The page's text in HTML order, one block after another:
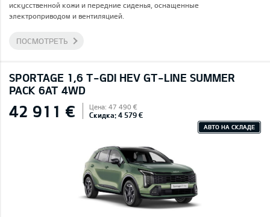
искусственной кожи и передние сиденья, оснащенные
электроприводом и вентиляцией.
ПОСМОТРЕТЬ
SPORTAGE 1,6 T-GDI HEV GT-LINE SUMMER
PACK 6AT 4WD
42 911 € Цена: 47 490 €
Скидка: 4 579 €
АВТО НА СКЛАДЕ